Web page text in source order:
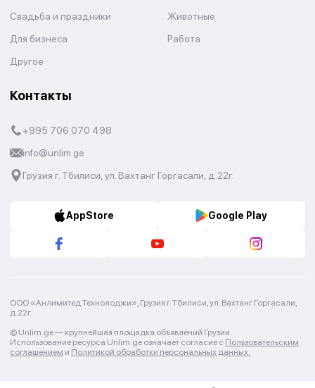
Свадьба и праздники
Животные
Для бизнеса
Работа
Другое
Контакты
+995 706 070 498
info@unlim.ge
Грузия г. Тбилиси, ул. Вахтанг Горгасали, д.22г.
AppStore Google Play
ООО «Анлимитед Технолоджи», Грузия г. Тбилиси, ул. Вахтанг Горгасали,
д.22г.
© Unlim.ge — крупнейшая площадка объявлений Грузии.
Использование ресурса Unlim.ge означает согласие с Пользовательским
соглашением и Политикой обработки персональных данных.